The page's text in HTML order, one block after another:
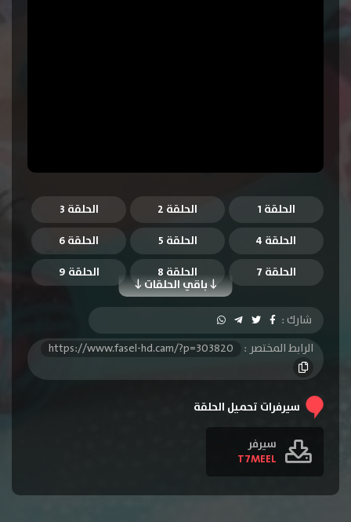
الحلقة 1 الحلقة 2
الحلقة 3
الحلقة 4
الحلقة 5 الحلقة 6
باقي الحلقات
الحلقة 7 الحلقة 8
الحلقة 9
الحلقة 13
الحلقة 15
الحلقة 25
الحلقة 28
الحلقة 29
الحلقة 30
شارك :
الرابط المختصر :
https://www.fasel-hd.cam/?p=303820
سيرفرات تحميل الحلقة
سيرفر
T7MEEL